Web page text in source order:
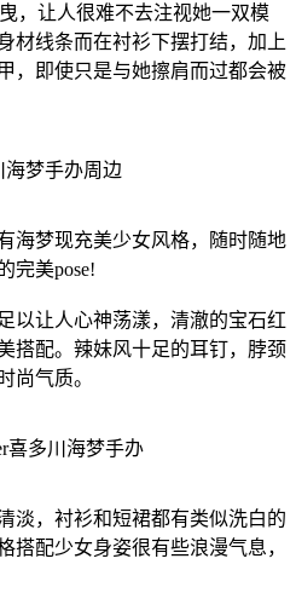
，让人很难不去注视她一双模
材线条而在衬衫下摆打结，加上
，即使只是与她擦肩而过都会被
海梦现充美少女风格，随时随地
完美pose!
以让人心神荡漾，清澈的宝石红
搭配。辣妹风十足的耳钉，脖颈
尚气质。
淡，衬衫和短裙都有类似洗白的
搭配少女身姿很有些浪漫气息，